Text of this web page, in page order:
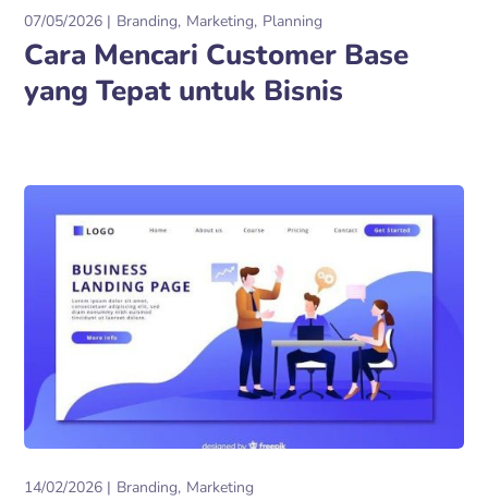
07/05/2026 Branding Marketing Planning
Cara Mencari Customer Base
yang Tepat untuk Bisnis
14/02/2026 Branding Marketing